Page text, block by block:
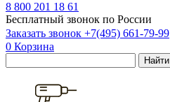
8 800 201 18 61
Бесплатный звонок по России
Заказать звонок +7(495) 661-79-99
0 Корзина